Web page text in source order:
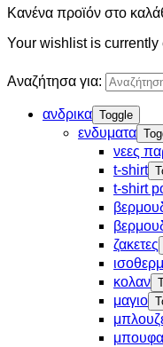
Κανένα προϊόν στο
Your wishlist is currently
Αναζήτησα για:
ανδρικα Toggle
ενδυματα
νεες
t-shirt
t-shirt
ζακετες
κολαν
μαγιο